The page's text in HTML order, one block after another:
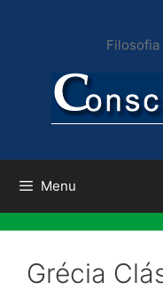
conteúdo
Filosofia
Menu
Grécia